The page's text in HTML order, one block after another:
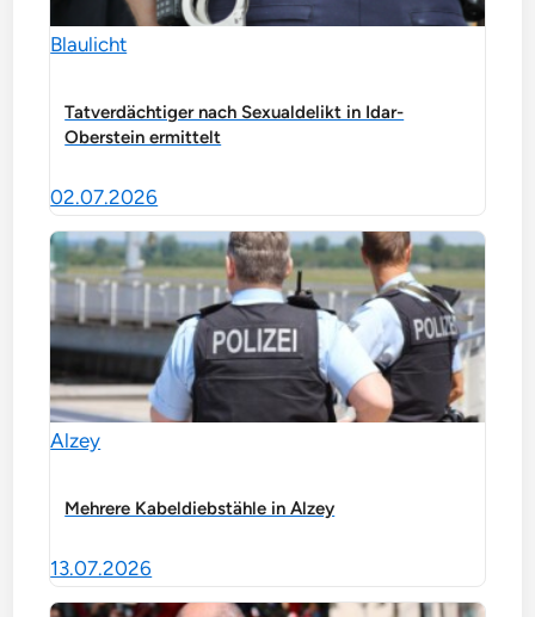
Blaulicht
Tatverdächtiger nach Sexualdelikt in Idar-
Oberstein ermittelt
02.07.2026
Alzey
Mehrere Kabeldiebstähle in Alzey
13.07.2026